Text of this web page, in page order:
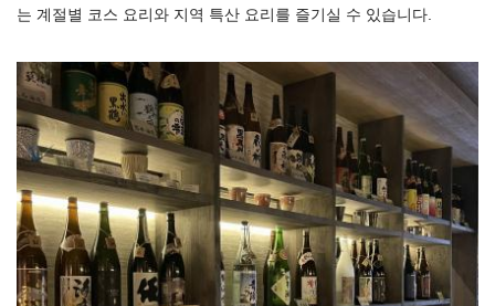
는 계절별 코스 요리와 지역 특산 요리를 즐기실 수 있습니다.